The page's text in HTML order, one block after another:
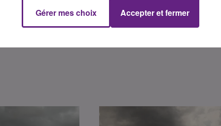
Gérer mes choix Accepter et fermer